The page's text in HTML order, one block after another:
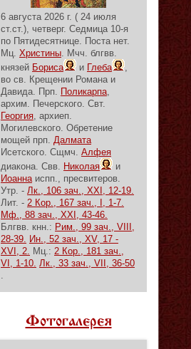
6 августа 2026 г. ( 24 июля
ст.ст.), четверг. Седмица 10-я
по Пятидесятнице. Поста нет.
Мц. Христины. Мчч. блгвв.
князей Бориса и Глеба
,
во св. Крещении Романа и
Давида. Прп. Поликарпа,
архим. Печерского. Свт.
Георгия, архиеп.
Могилевского. Обретение
мощей прп. Далмата
Исетского. Сщмч. Алфея
диакона. Свв. Николая
и
Иоаннаиспп., пресвитеров.
Утр. - Лк., 106 зач., XXI, 12-19.
Лит. - 2 Кор., 167 зач., I, 1-7.
Мф., 88 зач., XXI, 43-46.
Блгвв. кнн.: Рим., 99 зач., VIII,
28-39. Ин., 52 зач., XV, 17 -
XVI, 2. Мц.: 2 Кор., 181 зач.,
VI, 1-10. Лк., 33 зач., VII, 36-50
.
Фотогалерея